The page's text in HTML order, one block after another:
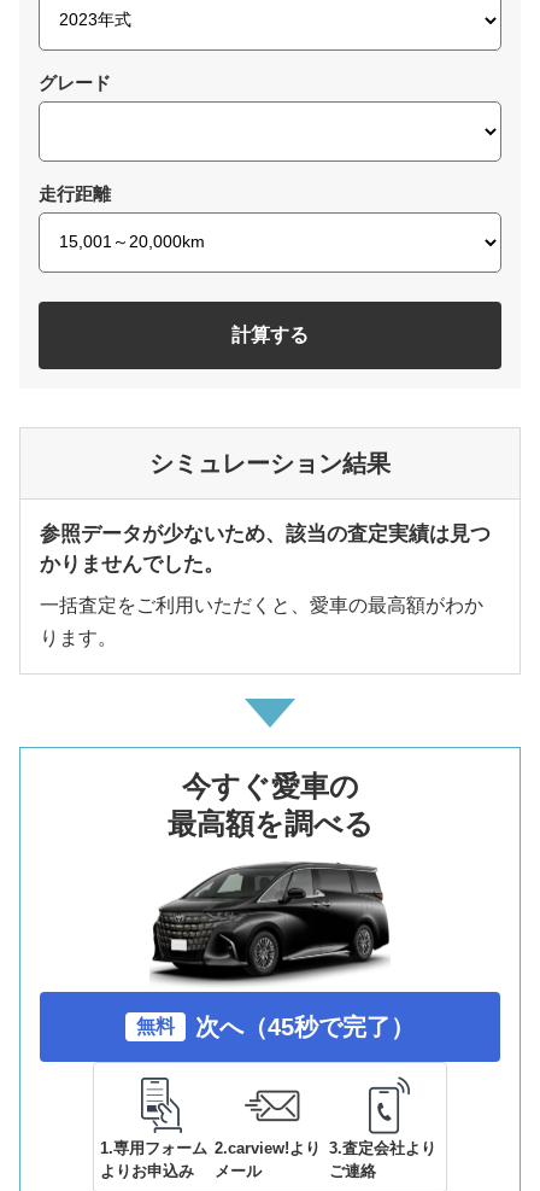
グレード
走行距離
計算する
シミュレーション結果
参照データが少ないため、該当の査定実績は見つ
かりませんでした。
一括査定をご利用いただくと、愛車の最高額がわか
ります。
今すぐ愛車の
最高額を調べる
無料 次へ（45秒で完了）
1.専用フォーム
よりお申込み
2.carview!より
メール
3.査定会社より
ご連絡